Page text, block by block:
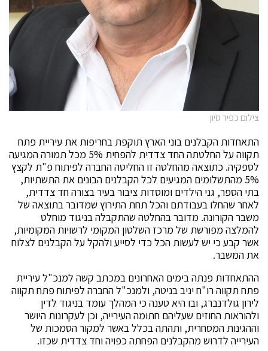
צילום כפיר סיון
התאחדות הקבלנים בוני הארץ תוקפת בחריפות את עיריית פתח
תקווה על החלטתה החד צדדית להפחית 5% מכל תמורה המגיעה
לספקיה. כתוצאה מהחלטה זו החליטה החברה לפיתוח פ"ת לקצץ
5% מהתשלומים המגיעים לכל הקבלנים הבונים את התשתיות,
בתי הספר, גני הילדים ומוסדות ציבור בעיר בצורה חד צדדית,
לאחר שהחלו בעבודתם והכל תחת התירוץ שמדובר בתוצאה של
משבר הקורונה. מדובר בהחלטה שהתקבלה בניגוד מוחלט
להמלצה מפורשת של מרכז השלטון המקומי לרשויות המקומיות,
אשר קבע כי יש לעשות הכל כדי לסייע ולהקל על הקבלנים לצלוח
את המשבר.
ההתאחדות פנתה בימים האחרונים במכתב קשה למנכ"ל עיריית
פתח תקווה רו"ח יניב בניטה, ולמנכ"ל החברה לפיתוח פתח תקווה
לירון גולדנברג, ובו היא טענה כי המהלך עומד בניגוד לדין
ולהוראות החוזים שעליהם חתומה העירייה, וכן לעקרונות היושר
וההגינות המסחרית, ותהתה בכלל באשר למקור הסמכות של
העירייה לדרוש מהקבלנים הפחתה כפויה וחד צדדית שכזו.